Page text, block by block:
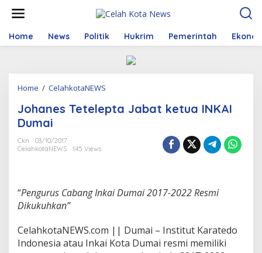
t
Home News Politik Hukrim Pemerintah
Home / CelahkotaNEWS
h
e
t
a
Johanes Tetelepta Jabat ketua INKAI
Dumai
Ckn
03/10/2017
CelahkotaNEWS
145 Views
“Pengurus Cabang Inkai Dumai 2017-2022 Resmi
Dikukuhkan”
CelahkotaNEWS.com || Dumai – Institut Karatedo
Indonesia atau Inkai Kota Dumai resmi memiliki